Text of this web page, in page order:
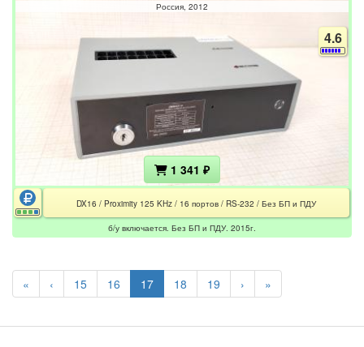
Россия 2012
4.6
1 341 ₽
DX16 / Proximity 125 KHz / 16 портов / RS-232 / Без БП и ПДУ
б/у включается. Без БП и ПДУ. 2015г.
« ‹ 15 16 17 18 19 › »